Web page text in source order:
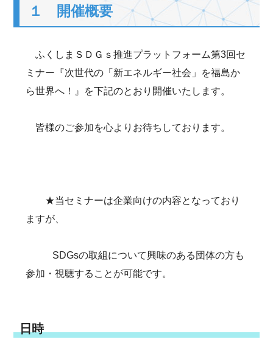
１ 開催概要
ふくしまＳＤＧｓ推進プラットフォーム第3回セ
ミナー『次世代の「新エネルギー社会」を福島か
ら世界へ！』を下記のとおり開催いたします。
皆様のご参加を心よりお待ちしております。
★当セミナーは企業向けの内容となっており
ますが、
SDGsの取組について興味のある団体の方も
参加・視聴することが可能です。
日時